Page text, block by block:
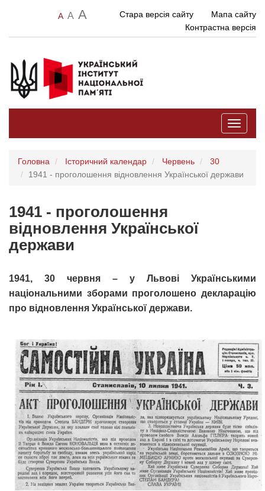
A A A Стара версія сайту
Мапа сайту
Контрастна версія
Toggle
Головна Історичний календар Червень
30
1941 - проголошення відновлення Української держави
1941 - проголошення
відновлення Української
держави
1941, 30 червня – у Львові Українськими
національними зборами проголошено декларацію
про відновлення Української держави.